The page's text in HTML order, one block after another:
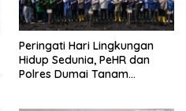
Peringati Hari Lingkungan
Hidup Sedunia, PeHR dan
Polres Dumai Tanam